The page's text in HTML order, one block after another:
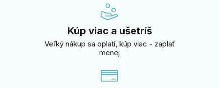
Kúp viac a ušetríš
Veľký nákup sa oplatí, kúp viac - zaplať
menej